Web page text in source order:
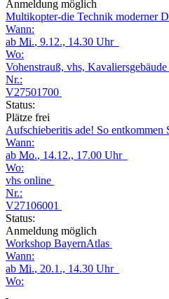
Anmeldung möglich
Multikopter-die Technik moderner
Wann:
ab Mi., 9.12., 14.30 Uhr
Wo:
Vohenstrauß, vhs,
Nr.:
V27501700
Status:
Plätze frei
Aufschieberitis ade! So entkommen
Wann:
ab Mo., 14.12., 17.00 Uhr
Wo:
vhs online
Nr.:
V27106001
Status:
Anmeldung möglich
Workshop BayernAtlas
Wann:
ab Mi., 20.1., 14.30 Uhr
Wo: